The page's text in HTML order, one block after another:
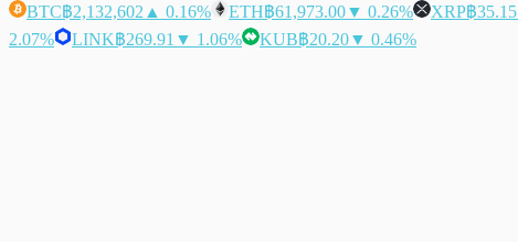
BTC฿2,132,602 ▲ 0.16% ETH฿61,973.00▼ 0.26% XRP฿35.15
2.07%
LINK฿269.91 ▼ 1.06% KUB฿20.20▼ 0.46%